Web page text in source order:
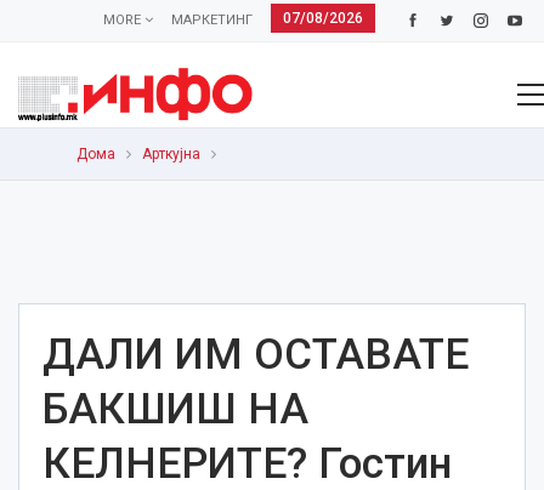
07/08/2026
МАРКЕТИНГ
MORE
Дома Арткујна
ДАЛИ ИМ ОСТАВАТЕ
БАКШИШ НА
КЕЛНЕРИТЕ? Гостин